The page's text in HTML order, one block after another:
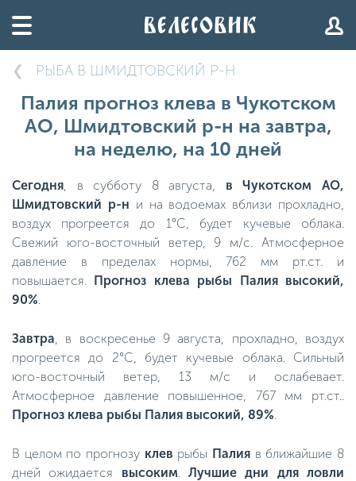
РЫБА В ШМИДТОВСКИЙ Р-Н
Палия прогноз клева в Чукотском
АО, Шмидтовский р-н на завтра,
на неделю, на 10 дней
Сегодня, в субботу 8 августа, в Чукотском АО,
Шмидтовский р-н и на водоемах вблизи прохладно,
воздух прогреется до 1°C, будет кучевые облака.
Свежий юго-восточный ветер, 9 м/с. Атмосферное
давление в пределах нормы, 762 мм рт.ст. и
повышается. Прогноз клева рыбы Палия высокий,
90%.
Завтра, в воскресенье 9 августа, прохладно, воздух
прогреется до 2°C, будет кучевые облака. Сильный
юго-восточный ветер, 13 м/с и ослабевает.
Атмосферное давление повышенное, 767 мм рт.ст..
Прогноз клева рыбы Палия высокий, 89%.
В целом по прогнозу клев рыбы Палия в ближайшие 8
дней ожидается высоким.Лучшие дни для ловли